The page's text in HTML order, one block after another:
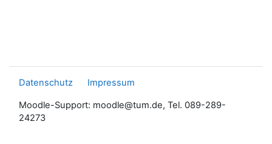
Datenschutz Impressum
Moodle-Support: moodle@tum.de, Tel. 089-289-
24273